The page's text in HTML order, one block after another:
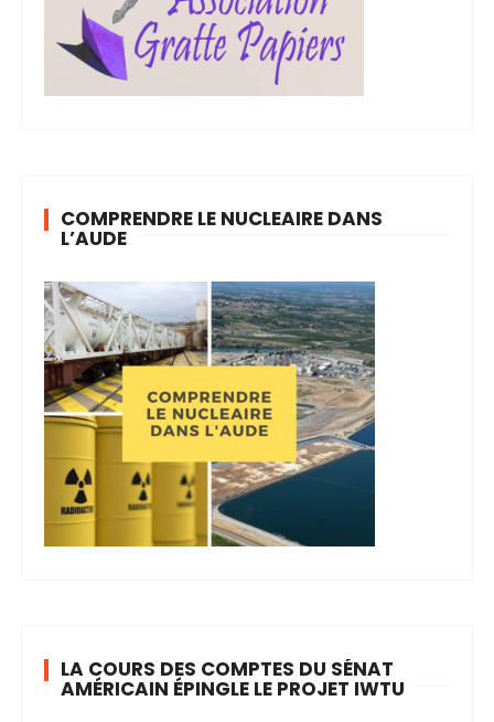
COMPRENDRE LE NUCLEAIRE DANS
L’AUDE
LA COURS DES COMPTES DU SÉNAT
AMÉRICAIN ÉPINGLE LE PROJET IWTU